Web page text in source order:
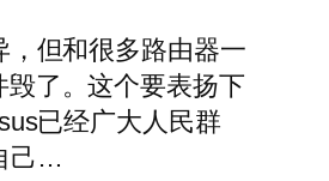
，但和很多路由器一
毁了。这个要表扬下
已经广大人民群
己…